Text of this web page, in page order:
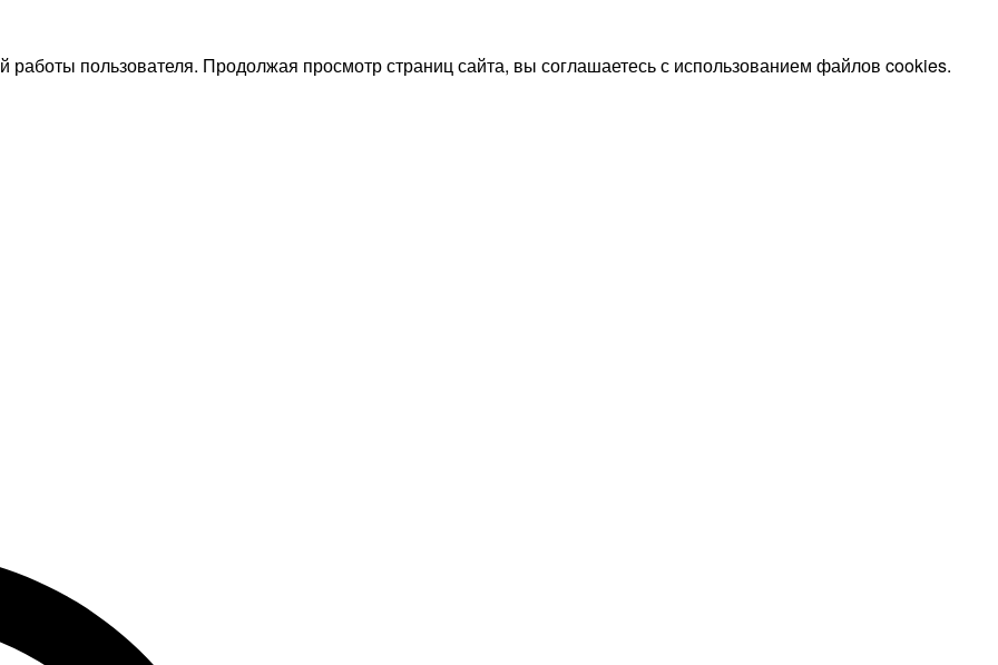
пользователя. Продолжая просмотр страниц сайта, вы соглашаетесь с использованием файлов cookies.